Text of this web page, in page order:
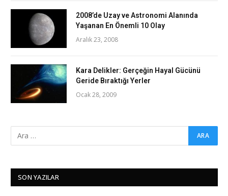
2008’de Uzay ve Astronomi Alanında
Yaşanan En Önemli 10 Olay
Aralık 23, 2008
Kara Delikler: Gerçeğin Hayal Gücünü
Geride Bıraktığı Yerler
Ocak 28, 2009
SON YAZILAR